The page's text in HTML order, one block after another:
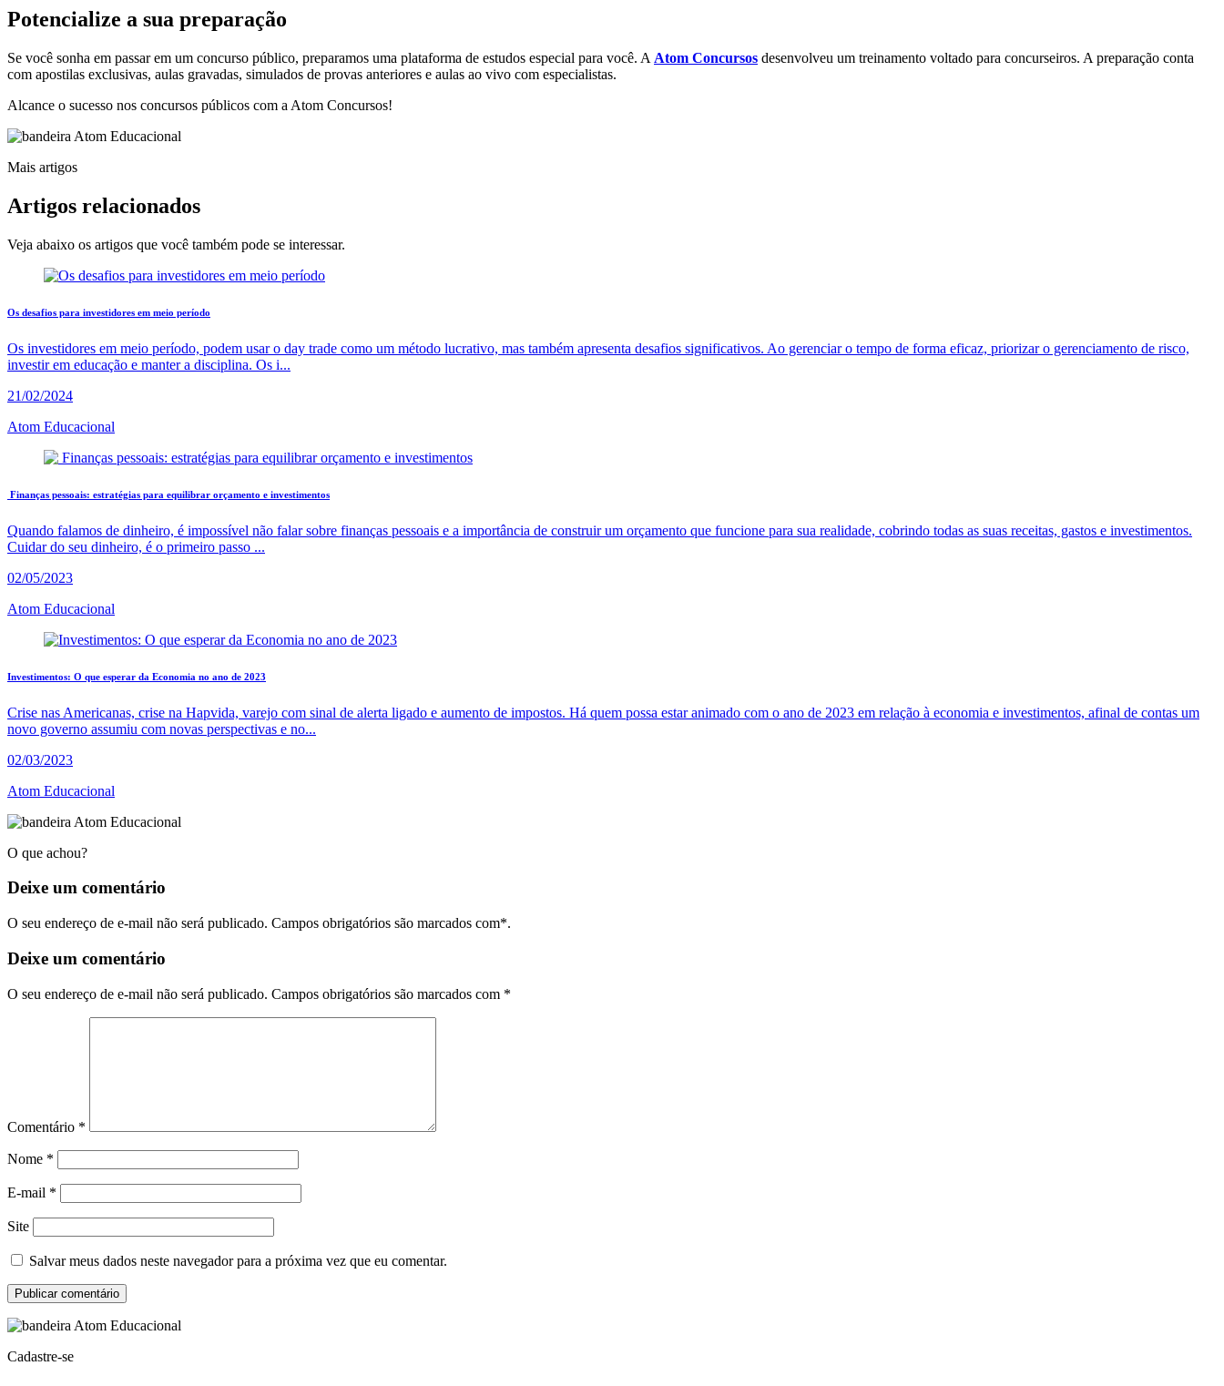
Potencialize a sua preparação
Se você sonha em passar em um concurso público, preparamos uma plataforma de estudos especial para você. A Atom Concursos desenvolveu um treinamento voltado para concurseiros. A preparação conta
com apostilas exclusivas, aulas gravadas, simulados de provas anteriores e aulas ao vivo com especialistas.
Alcance o sucesso nos concursos públicos com a Atom Concursos!
Mais artigos
Artigos relacionados
Veja abaixo os artigos que você também pode se interessar.
Os desafios para investidores em meio período
Os investidores em meio período, podem usar o day trade como um método lucrativo, mas também apresenta desafios significativos. Ao gerenciar o tempo de forma eficaz, priorizar o gerenciamento de risco,
investir em educação e manter a disciplina. Os i...
21/02/2024
Atom Educacional
Finanças pessoais: estratégias para equilibrar orçamento e investimentos
Quando falamos de dinheiro, é impossível não falar sobre finanças pessoais e a importância de construir um orçamento que funcione para sua realidade, cobrindo todas as suas receitas, gastos e investimentos.
Cuidar do seu dinheiro, é o primeiro passo ...
02/05/2023
Atom Educacional
Investimentos: O que esperar da Economia no ano de 2023
Crise nas Americanas, crise na Hapvida, varejo com sinal de alerta ligado e aumento de impostos. Há quem possa estar animado com o ano de 2023 em relação à economia e investimentos, afinal de contas um
novo governo assumiu com novas perspectivas e no...
02/03/2023
Atom Educacional
O que achou?
Deixe um comentário
O seu endereço de e-mail não será publicado. Campos obrigatórios são marcados com*.
Deixe um comentário
O seu endereço de e-mail não será publicado. Campos obrigatórios são marcados com *
Comentário *
Nome *
E-mail *
Site
Salvar meus dados neste navegador para a próxima vez que eu comentar.
Cadastre-se